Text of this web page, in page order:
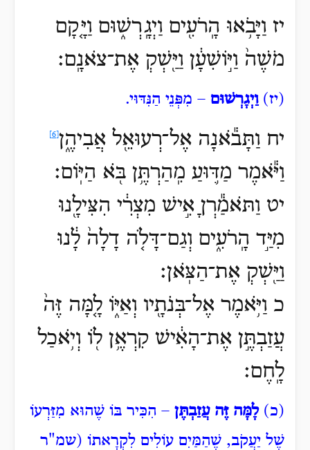
יז וַיָּבֹ֥אוּ הָֽרֹעִ֖ים וַיְגָֽרְשׁ֑וּם וַיָּ֤קָם
מֹשֶׁה֙ וַיּ֣וֹשִׁעָ֔ן וַיַּ֖שְׁקְ אֶת־צֹאנָֽם׃
(יז)וַיְגָרְשׁוּם – מִפְּנֵי הַנִּדּוּי.
יח וַתָּבֹ֕אנָה אֶל־רְעוּאֵ֖ל אֲבִיהֶ֑ן
וַיֹּ֕אמֶר מַדּ֛וּעַ מִֽהַרְתֶּ֥ן בֹּ֖א הַיּֽוֹם׃
יט וַתֹּאמַ֕רְןָ אִ֣ישׁ מִצְרִ֔י הִצִּילָ֖נוּ
מִיַּ֣ד הָֽרֹעִ֑ים וְגַם־דָּלֹ֤ה דָלָה֙ לָ֔נוּ
וַיַּ֖שְׁקְ אֶת־הַצֹּֽאן׃
כ וַיֹּ֥אמֶר אֶל־בְּנֹתָ֖יו וְאַיּ֑וֹ לָ֤מָּה זֶּה֙
עֲזַבְתֶּ֣ן אֶת־הָאִ֔ישׁ קִרְאֶ֥ן ל֖וֹ וְיֹ֥אכַל
לָֽחֶם׃
(כ)לָמָּה זֶּה עֲזַבְתֶּן – הִכִּיר בּוֹ שֶׁהוּא מִזַּרְעוֹ
שֶׁל יַעֲקֹב, שֶׁהַמַּיִם עוֹלִים לִקְרָאתוֹ (שמ"ר